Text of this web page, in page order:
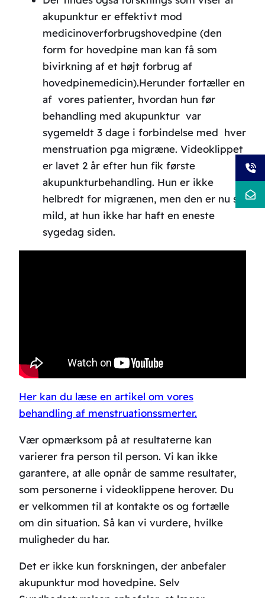
akupunktur er effektivt mod
medicinoverforbrugshovedpine (den
form for hovedpine man kan få som
bivirkning af et højt forbrug af
hovedpinemedicin).Herunder fortæller en
af vores patienter, hvordan hun før
behandling med akupunktur var
sygemeldt 3 dage i forbindelse med hver
menstruation pga migræne. Videoklippet
er lavet 2 år efter hun fik første
akupunkturbehandling. Hun er ikke
helbredt for migrænen, men den er nu så
mild, at hun ikke har haft en eneste
sygedag siden.
Her kan du læse en artikel om vores
behandling af menstruationssmerter.
Vær opmærksom på at resultaterne kan
varierer fra person til person. Vi kan ikke
garantere, at alle opnår de samme resultater,
som personerne i videoklippene herover. Du
er velkommen til at kontakte os og fortælle
om din situation. Så kan vi vurdere, hvilke
muligheder du har.
Det er ikke kun forskningen, der anbefaler
akupunktur mod hovedpine. Selv